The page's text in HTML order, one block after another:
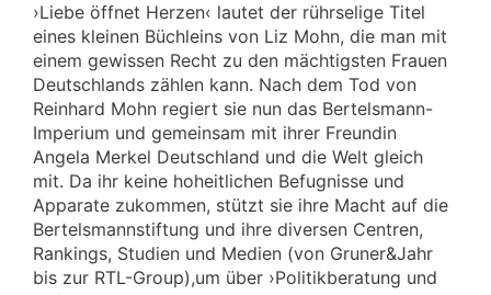
›Liebe öffnet Herzen‹ lautet der rührselige Titel
eines kleinen Büchleins von Liz Mohn, die man mit
einem gewissen Recht zu den mächtigsten Frauen
Deutschlands zählen kann. Nach dem Tod von
Reinhard Mohn regiert sie nun das Bertelsmann-
Imperium und gemeinsam mit ihrer Freundin
Angela Merkel Deutschland und die Welt gleich
mit. Da ihr keine hoheitlichen Befugnisse und
Apparate zukommen, stützt sie ihre Macht auf die
Bertelsmannstiftung und ihre diversen Centren,
Rankings, Studien und Medien (von Gruner&Jahr
bis zur RTL-Group),um über ›Politikberatung und